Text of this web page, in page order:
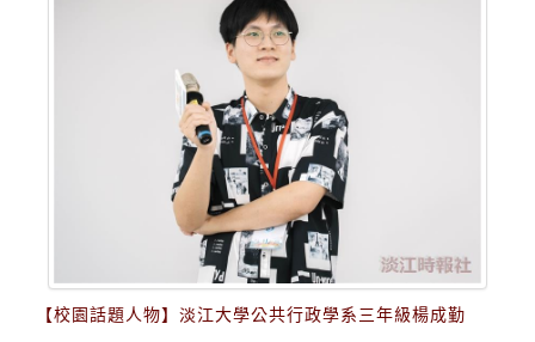
【校園話題人物】淡江大學公共行政學系三年級楊成勤